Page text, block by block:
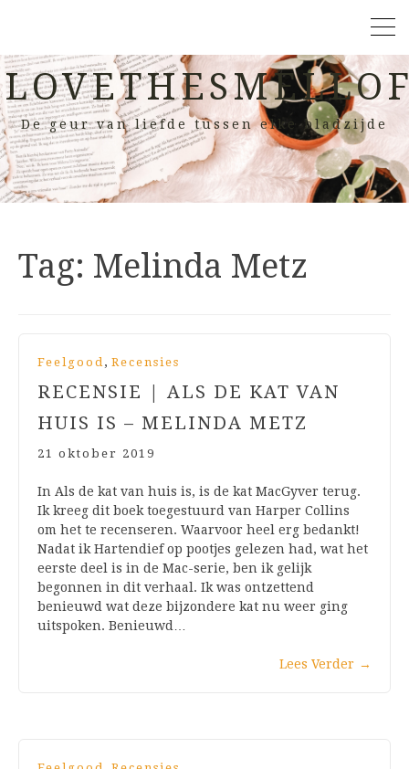
De geur van liefde tussen elke bladzijde
Tag: Melinda Metz
Feelgood, Recensies
RECENSIE | ALS DE KAT VAN
HUIS IS – MELINDA METZ
21 oktober 2019
In Als de kat van huis is, is de kat MacGyver terug.
Ik kreeg dit boek toegestuurd van Harper Collins
om het te recenseren. Waarvoor heel erg bedankt!
Nadat ik Hartendief op pootjes gelezen had, wat het
eerste deel is in de Mac-serie, ben ik gelijk
begonnen in dit verhaal. Ik was ontzettend
benieuwd wat deze bijzondere kat nu weer ging
uitspoken. Benieuwd…
Lees Verder →